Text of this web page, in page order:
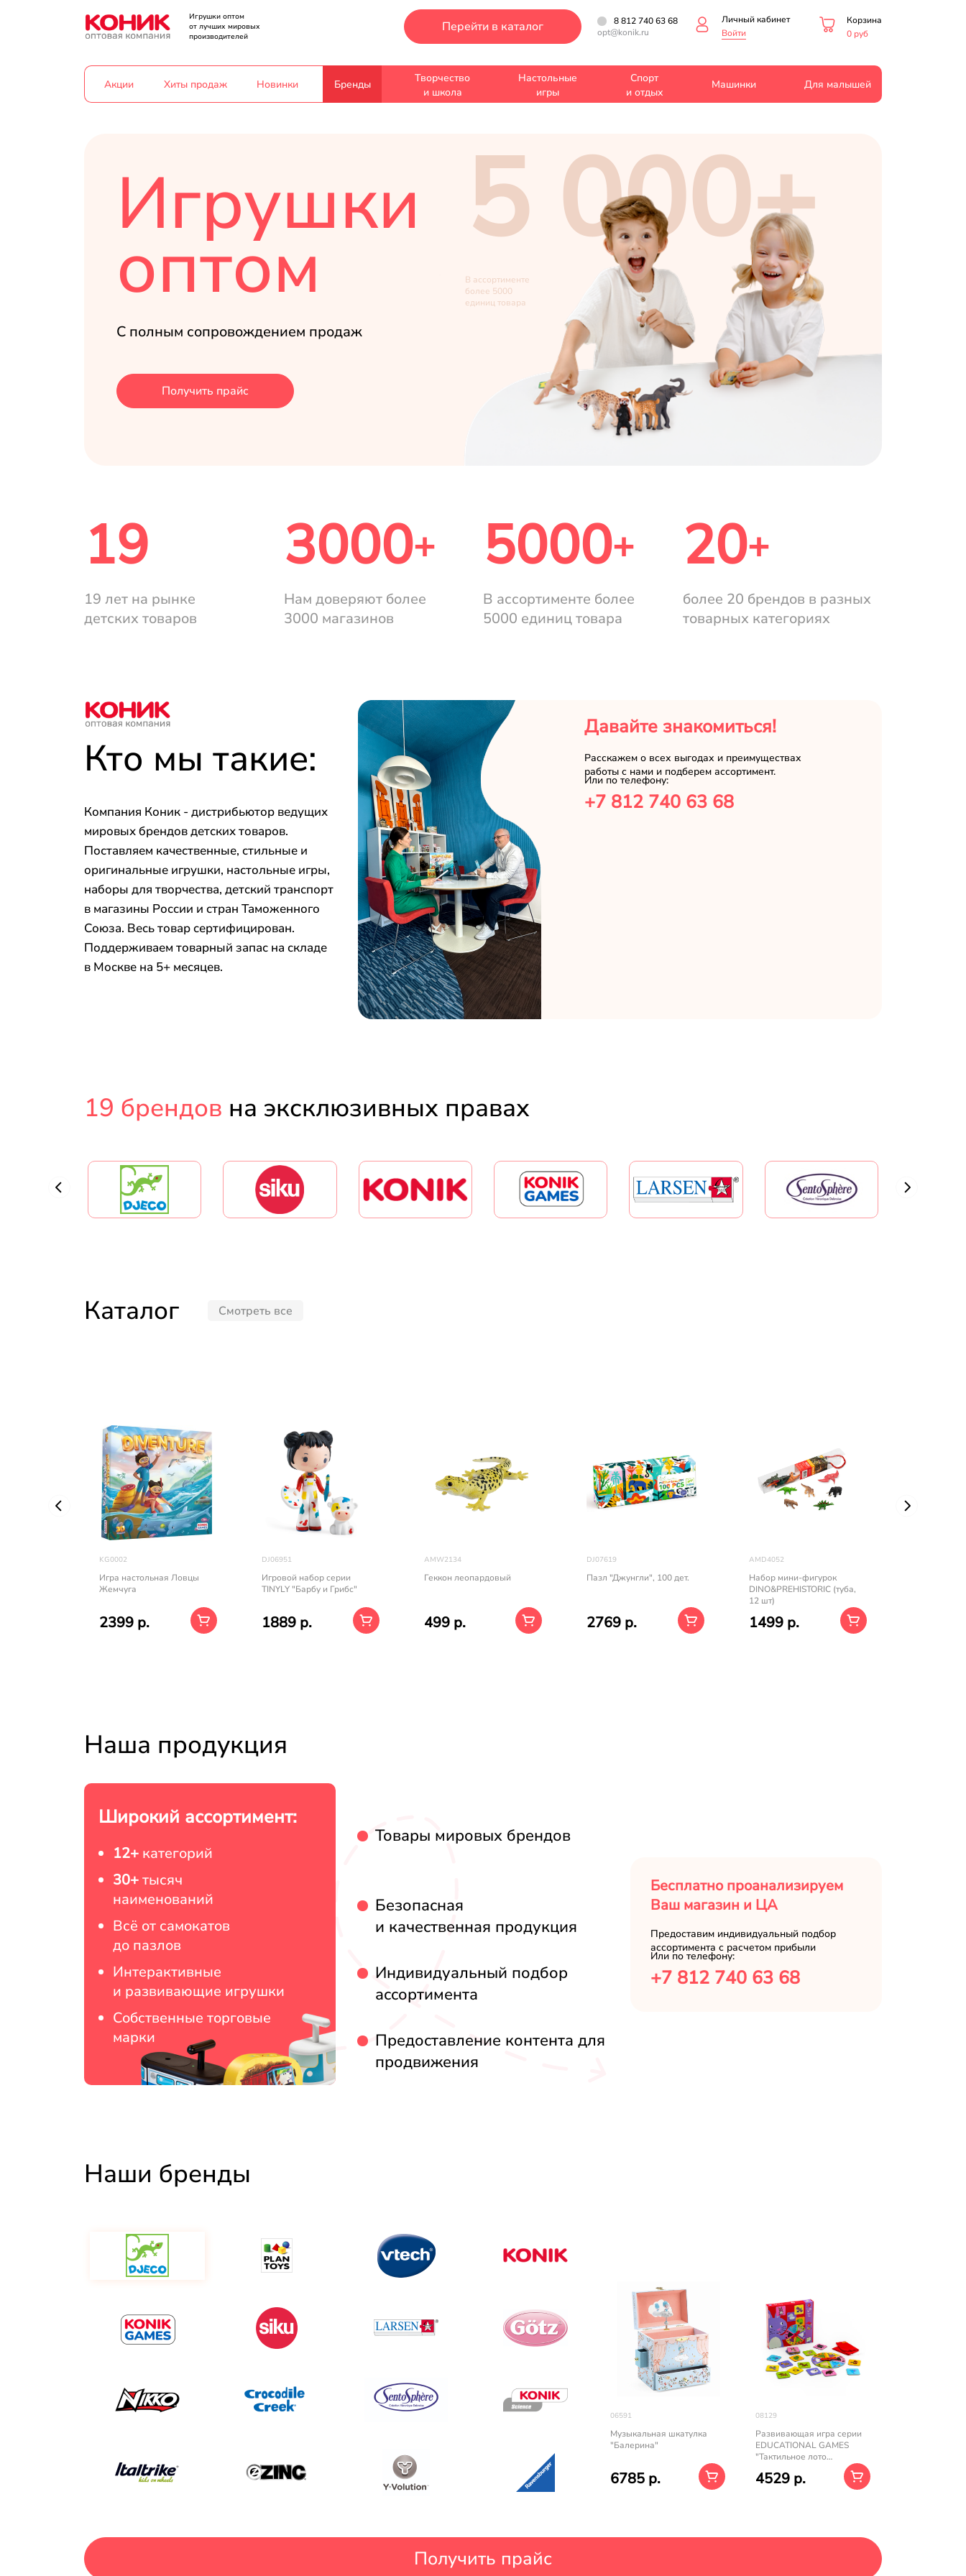
Игрушки оптом
от лучших мировых
производителей
Перейти в каталог
8 812 740 63 68
opt@konik.ru
Личный кабинет
Войти
Корзина
0 руб
Акции Хиты продаж Новинки Бренды
Творчество
и школа
Настольные
игры
Спорт
и отдых
Машинки Для малышей
Игрушки
оптом
С полным сопровождением продаж
5 000+
В ассортименте
более 5000
единиц товара
Получить прайс
19
19 лет на рынке
детских товаров
3000+
Нам доверяют более
3000 магазинов
5000+
В ассортименте более
5000 единиц товара
20+
более 20 брендов в разных
товарных категориях
Кто мы такие:
Компания Коник - дистрибьютор ведущих
мировых брендов детских товаров.
Поставляем качественные, стильные и
оригинальные игрушки, настольные игры,
наборы для творчества, детский транспорт
в магазины России и стран Таможенного
Союза. Весь товар сертифицирован.
Поддерживаем товарный запас на складе
в Москве на 5+ месяцев.
Давайте знакомиться!
Расскажем о всех выгодах и преимуществах
работы с нами и подберем ассортимент.
Или по телефону:
+7 812 740 63 68
19 брендов на эксклюзивных правах
Каталог Смотреть все
KG0002
Игра настольная Ловцы
Жемчуга
2399 р.
DJ06951
Игровой набор серии
TINYLY "Барбу и Грибс"
1889 р.
AMW2134
Геккон леопардовый
499 р.
DJ07619
Пазл "Джунгли", 100 дет.
2769 р.
AMD4052
Набор мини-фигурок
DINO&PREHISTORIC (туба,
12 шт)
1499 р.
Наша продукция
Широкий ассортимент:
12+ категорий
30+тысяч
наименований
Всё от самокатов
до пазлов
Интерактивные
и развивающие игрушки
Собственные торговые
марки
Товары мировых брендов
Безопасная
и качественная продукция
Индивидуальный подбор
ассортимента
Предоставление контента для
продвижения
Бесплатно проанализируем
Ваш магазин и ЦА
Предоставим индивидуальный подбор
ассортимента с расчетом прибыли
Или по телефону:
+7 812 740 63 68
Наши бренды
06591
Музыкальная шкатулка
"Балерина"
6785 р.
08129
Развивающая игра серии
EDUCATIONAL GAMES
"Тактильное лото
4529 р.
Получить прайс